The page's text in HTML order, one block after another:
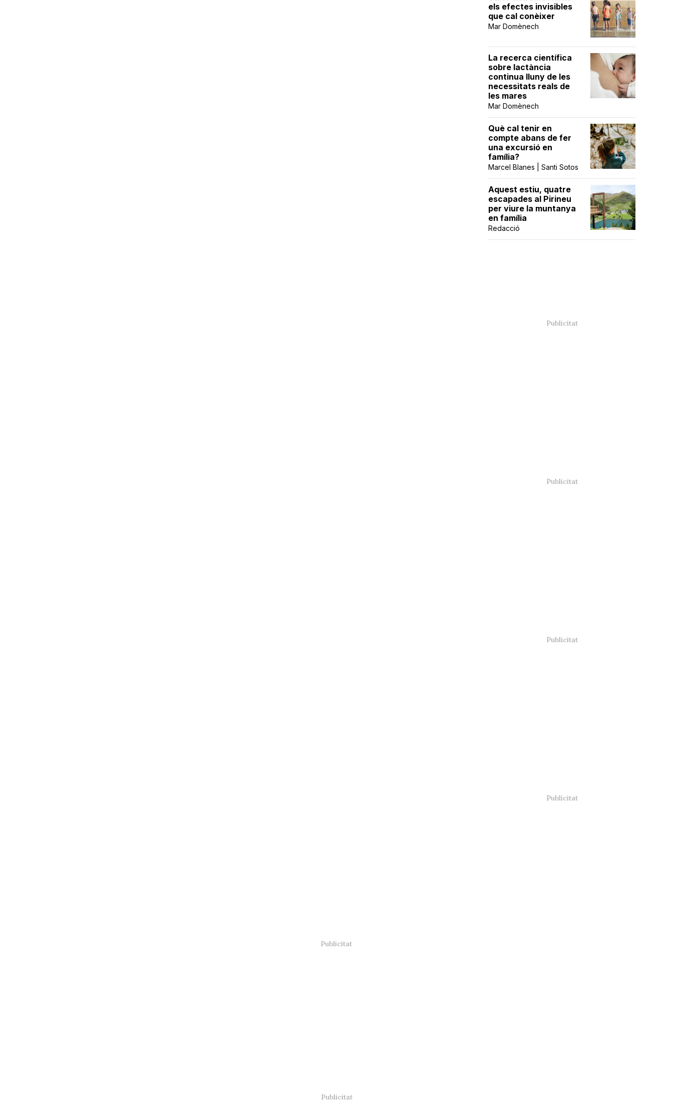
els efectes invisibles
que cal conèixer
Mar Domènech
La recerca científica
sobre lactància
continua lluny de les
necessitats reals de
les mares
Mar Domènech
Què cal tenir en
compte abans de fer
una excursió en
família?
Marcel Blanes | Santi Sotos
Aquest estiu, quatre
escapades al Pirineu
per viure la muntanya
en família
Redacció